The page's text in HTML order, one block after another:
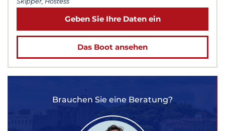
Geben Sie Ihre Daten ein
Das Boot ansehen
Brauchen Sie eine Beratung?